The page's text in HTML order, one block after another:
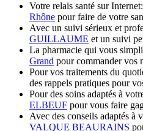
Votre relais santé sur Internet:
Rhône pour faire de votre
Avec un suivi sérieux et
GUILLAUME et un suivi
La pharmacie qui vous
Grand pour commander vos
Pour vos traitements du
des rappels pratiques pour
Pour des soins adaptés à
ELBEUF pour vous faire
Avec des conseils adaptés à
VALQUE BEAURAINS